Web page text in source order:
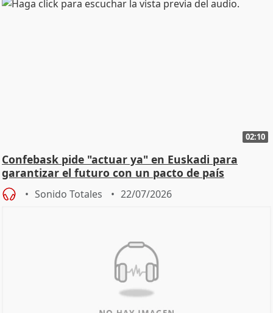
02:10
Confebask pide "actuar ya" en Euskadi para
garantizar el futuro con un pacto de país
Sonido Totales 22/07/2026